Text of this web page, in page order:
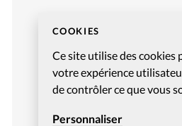
COOKIES
Ce site utilise des cookies
votre expérience
de contrôler ce que vous
Personnaliser